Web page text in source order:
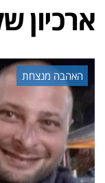
ארכיון
האהבה מנצחת